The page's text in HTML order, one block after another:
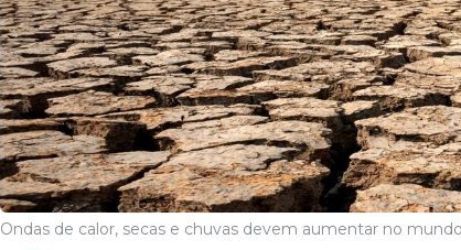
Ondas de calor, secas e chuvas devem aumentar no